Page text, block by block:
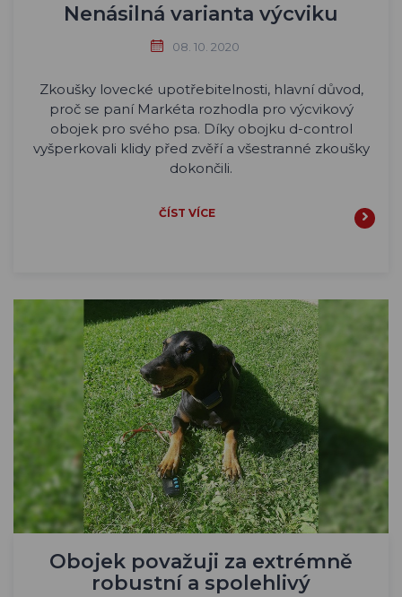
Nenásilná varianta výcviku
08. 10. 2020
Zkoušky lovecké upotřebitelnosti, hlavní důvod,
proč se paní Markéta rozhodla pro výcvikový
obojek pro svého psa. Díky obojku d-control
vyšperkovali klidy před zvěří a všestranné zkoušky
dokončili.
ČÍST VÍCE
Obojek považuji za extrémně
robustní a spolehlivý